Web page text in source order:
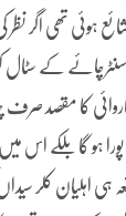
ہوئی تھی اگر نظر
سنٹرچائے کے سٹال
کاروائی کا مقصد
ہو گا بلکے اس
ہی اہلیان کلر